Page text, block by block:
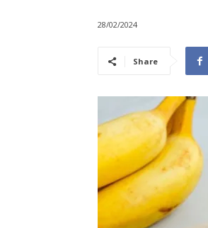
28/02/2024
Share